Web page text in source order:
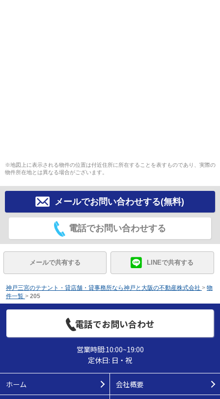
※地図上に表示される物件の位置は付近住所に所在することを表すものであり、実際の
物件所在地とは異なる場合がございます。
メールでお問い合わせする(無料)
電話でお問い合わせする
メールで共有する LINEで共有する
神戸三宮のテナント・貸店舗・貸事務所なら神戸と大阪の不動産株式会社 > 物
件一覧 > 205
電話でお問い合わせ
営業時間:10:00~19:00
定休日: 日・祝
ホーム 会社概要